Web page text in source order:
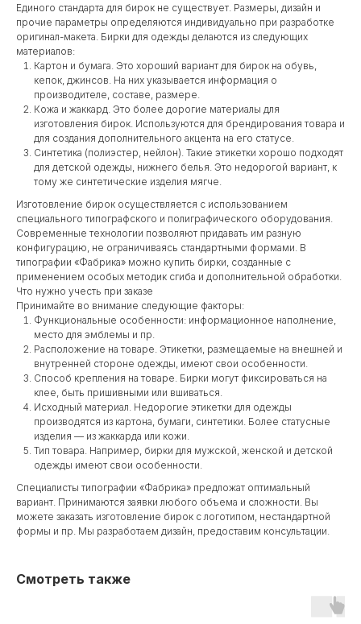
Единого стандарта для бирок не существует. Размеры, дизайн и
прочие параметры определяются индивидуально при разработке
оригинал-макета. Бирки для одежды делаются из следующих
материалов:
Картон и бумага. Это хороший вариант для бирок на обувь,
кепок, джинсов. На них указывается информация о
производителе, составе, размере.
Кожа и жаккард. Это более дорогие материалы для
изготовления бирок. Используются для брендирования товара и
для создания дополнительного акцента на его статусе.
Синтетика (полиэстер, нейлон). Такие этикетки хорошо подходят
для детской одежды, нижнего белья. Это недорогой вариант, к
тому же синтетические изделия мягче.
Изготовление бирок осуществляется с использованием
специального типографского и полиграфического оборудования.
Современные технологии позволяют придавать им разную
конфигурацию, не ограничиваясь стандартными формами. В
типографии «Фабрика» можно купить бирки, созданные с
применением особых методик сгиба и дополнительной обработки.
Что нужно учесть при заказе
Принимайте во внимание следующие факторы:
Функциональные особенности: информационное наполнение,
место для эмблемы и пр.
Расположение на товаре. Этикетки, размещаемые на внешней и
внутренней стороне одежды, имеют свои особенности.
Способ крепления на товаре. Бирки могут фиксироваться на
клее, быть пришивными или вшиваться.
Исходный материал. Недорогие этикетки для одежды
производятся из картона, бумаги, синтетики. Более статусные
изделия — из жаккарда или кожи.
Тип товара. Например, бирки для мужской, женской и детской
одежды имеют свои особенности.
Специалисты типографии «Фабрика» предложат оптимальный
вариант. Принимаются заявки любого объема и сложности. Вы
можете заказать изготовление бирок с логотипом, нестандартной
формы и пр. Мы разработаем дизайн, предоставим консультации.
Смотреть также